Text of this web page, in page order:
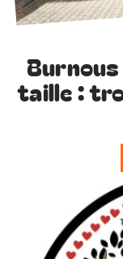
taille :